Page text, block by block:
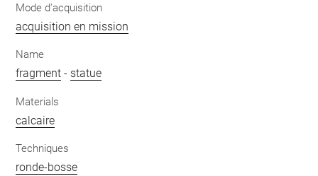
Mode d'acquisition
acquisition en mission
Name
fragment - statue
Materials
calcaire
Techniques
ronde-bosse